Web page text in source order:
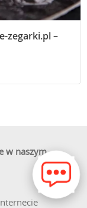
zegarki.pl –
w naszym